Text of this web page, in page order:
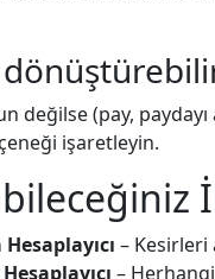
değilse (pay,
işaretleyin.
– Kesirleri
–